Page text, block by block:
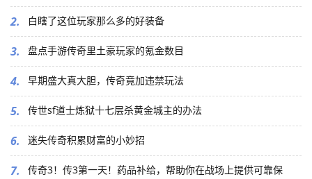
2. 白瞎了这位玩家那么多的好装备
3. 盘点手游传奇里土豪玩家的氪金数目
4. 早期盛大真大胆，传奇竟加违禁玩法
5. 传世sf道士炼狱十七层杀黄金城主的办法
6. 迷失传奇积累财富的小妙招
7.
传奇3！传3第一天！药品补给，帮助你在战场上提供可靠保